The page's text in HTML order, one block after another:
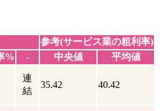
参考(サービス業の粗利率)
% - 中央値
平均値
連
結
35.42 40.42